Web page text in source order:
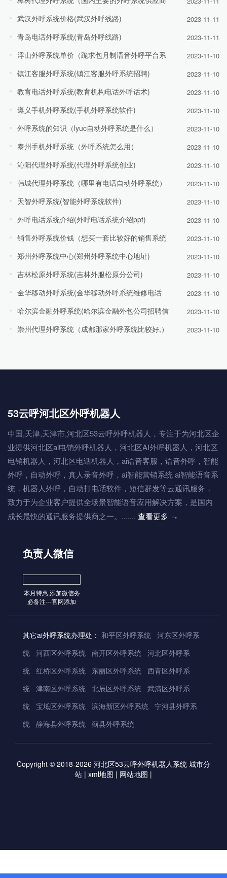
武汉外呼系统价格(武汉外呼线路) 2023-11-11
青岛电话外呼系统(青岛外呼线路) 2023-11-11
浮山外呼系统单价（跪求包月制语音外呼平台系 2023-11-10
镇江客服外呼系统(镇江客服外呼系统招聘) 2023-11-10
教育电话外呼系统(教育机构电话外呼话术) 2023-11-10
遵义手机外呼系统(手机外呼系统软件) 2023-11-10
外呼系统的知识（lyuc自动外呼系统是什么） 2023-11-10
泰州手机外呼系统（外呼系统怎么用） 2023-11-10
沁阳代理外呼系统(代理外呼系统创业) 2023-11-10
韩城代理外呼系统（哪里有电话自动外呼系统） 2023-11-10
天智外呼系统(智能外呼系统软件) 2023-11-10
外呼电话系统介绍(外呼电话系统介绍ppt) 2023-11-10
销售外呼系统价钱（想买一套比较好的销售系统 2023-11-10
郑州外呼系统中心(郑州外呼系统中心地址) 2023-11-10
吉林松原外呼系统(吉林外服松原分公司) 2023-11-10
金华移动外呼系统(金华移动外呼系统维修电话 2023-11-10
哈尔滨金融外呼系统(哈尔滨金融外包公司招聘信 2023-11-10
崇州代理外呼系统（成都那家外呼系统比较好,） 2023-11-10
53云呼河北区外呼机器人
中国,天津,天津市,河北区53云呼外呼机器人，专注于为河北区企
业提供河北区ai电销外呼机器人，河北区AI外呼机器人，河北区
电销机器人，河北区电话机器人，ai语音客服，语音外呼，智能
外呼，自动外呼，真人录音外呼，ai智能营销系统 ai智能语音系
统，机器人外呼，自动打电话软件，短信群发等云通讯服务，
致力于为企业客户提供全场景智能语音应用解决方案，是国内
成长最快的通讯服务提供商之一。....... 查看更多 →
负责人微信
本月特惠,添加微信务
必备注---官网添加
其它ai外呼系统办理处： 和平区外呼系统 河东区外呼系
统 河西区外呼系统 南开区外呼系统 河北区外呼系
统 红桥区外呼系统 东丽区外呼系统 西青区外呼系
统 津南区外呼系统 北辰区外呼系统 武清区外呼系
统 宝坻区外呼系统 滨海新区外呼系统 宁河县外呼系
统 静海县外呼系统 蓟县外呼系统
Copyright © 2018-2026 河北区53云呼外呼机器人系统 城市分
站 | xml地图 | 网站地图 |